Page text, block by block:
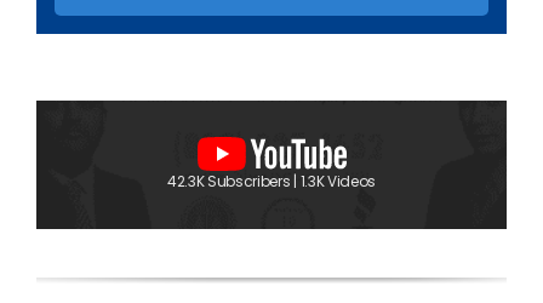
42.3K Subscribers | 1.3K Videos